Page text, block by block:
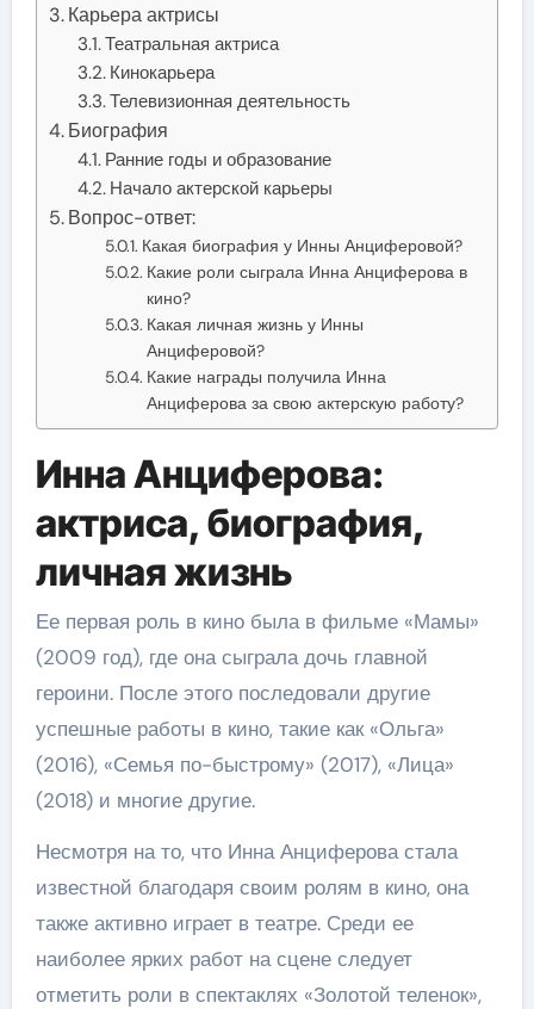
Карьера актрисы
Театральная актриса
Кинокарьера
Телевизионная деятельность
Биография
Ранние годы и образование
Начало актерской карьеры
Вопрос-ответ:
Какая биография у Инны Анциферовой?
Какие роли сыграла Инна Анциферова в
кино?
Какая личная жизнь у Инны
Анциферовой?
Какие награды получила Инна
Анциферова за свою актерскую работу?
Инна Анциферова:
актриса, биография,
личная жизнь
Ее первая роль в кино была в фильме «Мамы»
(2009 год), где она сыграла дочь главной
героини. После этого последовали другие
успешные работы в кино, такие как «Ольга»
(2016), «Семья по-быстрому» (2017), «Лица»
(2018) и многие другие.
Несмотря на то, что Инна Анциферова стала
известной благодаря своим ролям в кино, она
также активно играет в театре. Среди ее
наиболее ярких работ на сцене следует
отметить роли в спектаклях «Золотой теленок»,